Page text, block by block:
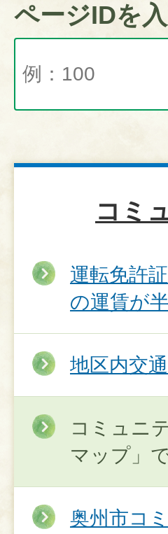
ページIDを
コミ
運転免許
の運賃が
地区内交
コミュニ
マップ」
奥州市コ